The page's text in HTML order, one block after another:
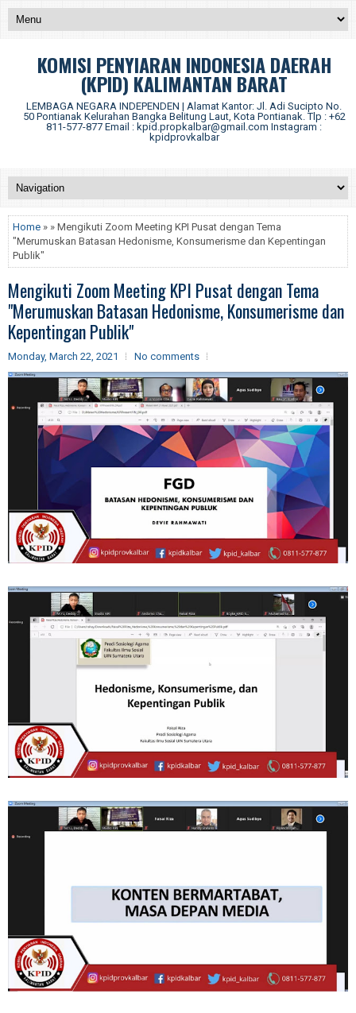
KOMISI PENYIARAN INDONESIA DAERAH
(KPID) KALIMANTAN BARAT
LEMBAGA NEGARA INDEPENDEN | Alamat Kantor: Jl. Adi Sucipto No.
50 Pontianak Kelurahan Bangka Belitung Laut, Kota Pontianak. Tlp : +62
811-577-877 Email : kpid.propkalbar@gmail.com Instagram :
kpidprovkalbar
Home » » Mengikuti Zoom Meeting KPI Pusat dengan Tema
"Merumuskan Batasan Hedonisme, Konsumerisme dan Kepentingan
Publik"
Mengikuti Zoom Meeting KPI Pusat dengan Tema
"Merumuskan Batasan Hedonisme, Konsumerisme dan
Kepentingan Publik"
Monday, March 22, 2021 No comments